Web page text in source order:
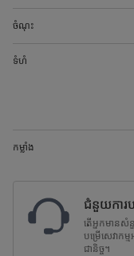
ចំណុះ
ទំហំ
កម្លាំង
ជំនួយការ
តើអ្នកមានសំ
បម្រើសេវាក
ជានិច្ច។